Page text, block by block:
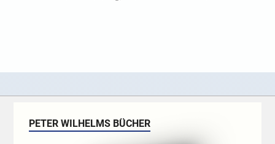
PETER WILHELMS BÜCHER